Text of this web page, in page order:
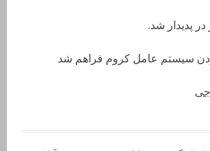
در پدیدار شد.
سیستم عامل کروم فراهم شد